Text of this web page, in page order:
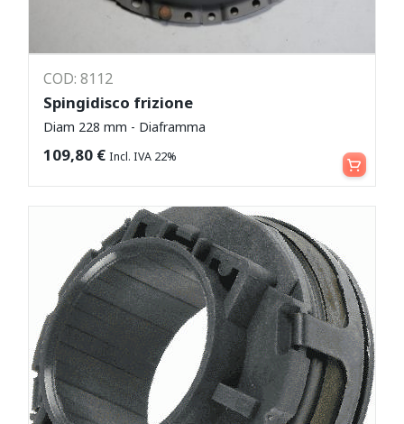
COD: 8112
Spingidisco frizione
Diam 228 mm - Diaframma
109,80 € Incl. IVA 22% Aggiungi al carrello